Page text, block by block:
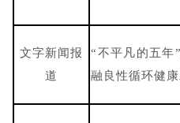
文字新闻报
道
“不平凡的五年
融良性循环健